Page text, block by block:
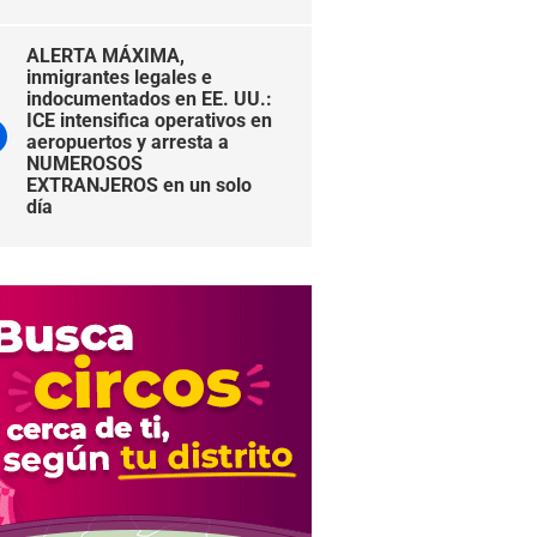
ALERTA MÁXIMA,
inmigrantes legales e
indocumentados en EE. UU.:
ICE intensifica operativos en
aeropuertos y arresta a
NUMEROSOS
EXTRANJEROS en un solo
día